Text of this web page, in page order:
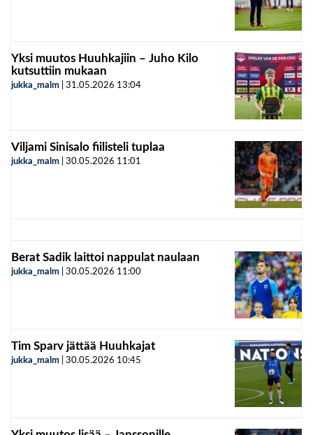
Yksi muutos Huuhkajiin – Juho Kilo
kutsuttiin mukaan
jukka_malm 31.05.2026 13:04
Viljami Sinisalo fiilisteli tuplaa
jukka_malm 30.05.2026 11:01
Berat Sadik laittoi nappulat naulaan
jukka_malm 30.05.2026 11:00
Tim Sparv jättää Huuhkajat
jukka_malm 30.05.2026 10:45